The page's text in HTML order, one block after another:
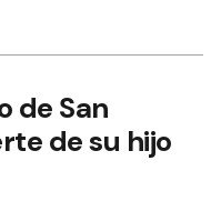
de San
de su hijo